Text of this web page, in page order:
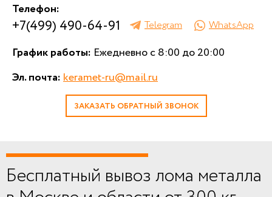
Телефон:
+7(499) 490-64-91 Telegram WhatsApp
График работы: Ежедневно с 8:00 до 20:00
Эл. почта:keramet-ru@mail.ru
ЗАКАЗАТЬ ОБРАТНЫЙ ЗВОНОК
Бесплатный вывоз лома металла